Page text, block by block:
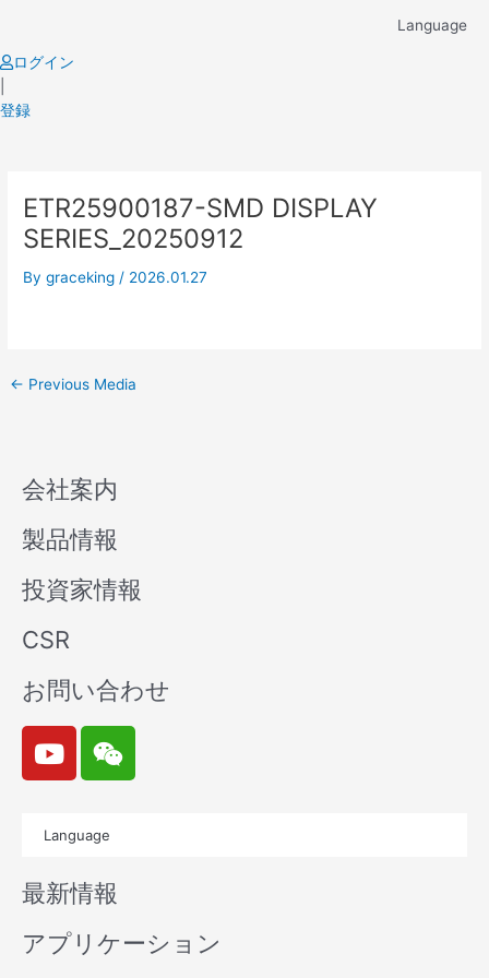
content
Language
ログイン
登録
ETR25900187-SMD DISPLAY
SERIES_20250912
Bygraceking / 2026.01.27
navigation
← Previous Media
会社案内
製品情報
投資家情報
CSR
お問い合わせ
Y
o
u
b
e
W
e
i
n
Language
最新情報
アプリケーション